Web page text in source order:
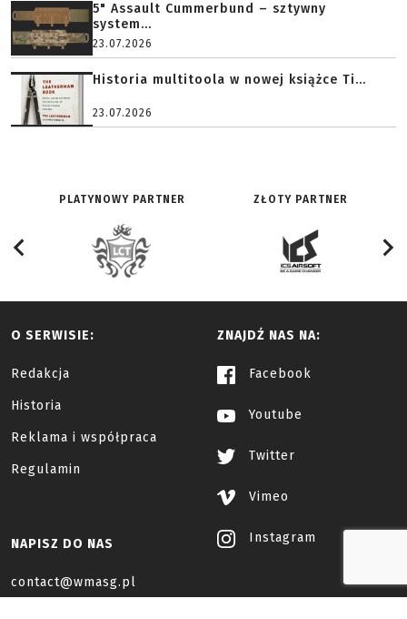
5" Assault Cummerbund – sztywny
system...
23.07.2026
Historia multitoola w nowej książce Ti...
23.07.2026
PLATYNOWY PARTNER ZŁOTY PARTNER
O SERWISIE:
Redakcja
Historia
Reklama i współpraca
Regulamin
ZNAJDŹ NAS NA:
Facebook
Youtube
Twitter
Vimeo
Instagram
NAPISZ DO NAS
contact@wmasg.pl